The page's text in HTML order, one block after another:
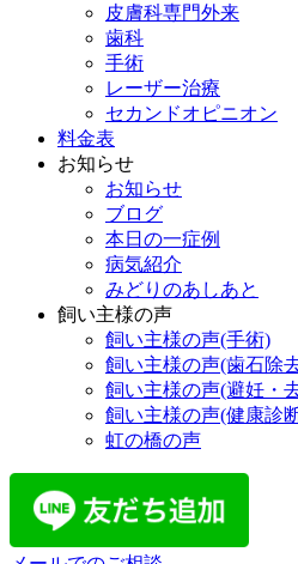
皮膚科専門外来
歯科
手術
レーザー治療
セカンドオピニオン
料金表
お知らせ
お知らせ
ブログ
本日の一症例
病気紹介
みどりのあしあと
飼い主様の声
飼い主様の声(手術)
飼い主様の声(歯石除
飼い主様の声(避妊・
飼い主様の声(健康診
虹の橋の声